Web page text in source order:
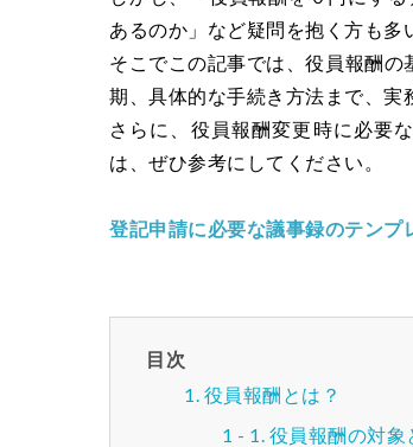
あるのか」など疑問を抱く方も多
そこでこの記事では、役員報酬
期、具体的な手続き方法まで、実
さらに、役員報酬変更時に必要
は、ぜひ参考にしてください。
登記申請に必要な議事録のテンプ
目次
役員報酬とは？
役員報酬の対象